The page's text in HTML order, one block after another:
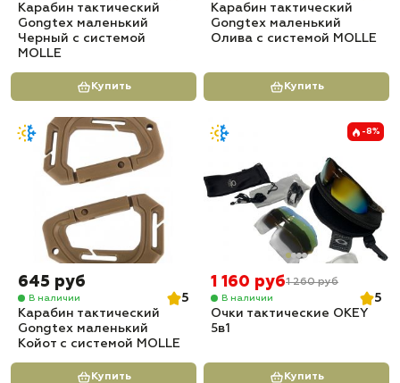
Карабин тактический
Gongtex маленький
Черный с системой
MOLLE
Купить
Карабин тактический
Gongtex маленький
Олива с системой MOLLE
Купить
645 руб
В наличии
5
Карабин тактический
Gongtex маленький
Койот с системой MOLLE
Купить
-8%
1 160 руб1 260 руб
В наличии
5
Очки тактические OKEY
5в1
Купить